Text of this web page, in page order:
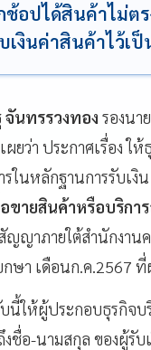
ช้อปได้สินค้าไม่
งินค่าสินค้าไว้เป็
จันทรรวงทอง รองนา
ว่า ประกาศเรื่อง ใ
ในหลักฐานการรับเ
ขายสินค้าหรือบริกา
ญญาภายใต้สำนักงา
ษา เดือนก.ค.2567 ที่
นี้ให้ผู้ประกอบธุรกิจ
งชื่อ-นามสกุล ของผู้รั